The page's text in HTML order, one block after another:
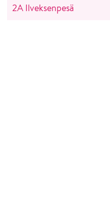
2A Ilveksenpesä